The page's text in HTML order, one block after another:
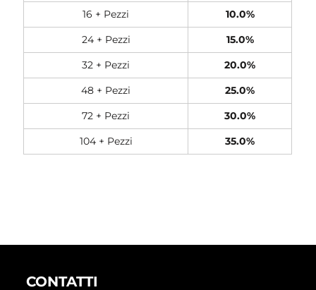
16 + Pezzi
10.0%
24 + Pezzi
15.0%
32 + Pezzi
20.0%
48 + Pezzi
25.0%
72 + Pezzi
30.0%
104 + Pezzi
35.0%
CONTATTI